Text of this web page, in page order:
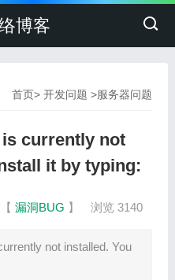
博客
首页>开发问题 >服务器问题
currently not
it by typing:
【 漏洞BUG 】 浏览 3140
not installed. You